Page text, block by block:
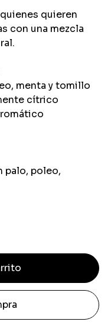
quieren
con una mezcla
menta y tomillo
cítrico
palo, poleo,